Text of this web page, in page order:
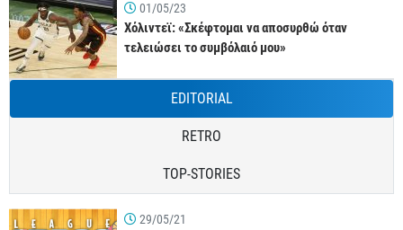
01/05/23
Χόλιντεϊ: «Σκέφτομαι να αποσυρθώ όταν
τελειώσει το συμβόλαιό μου»
EDITORIAL
RETRO
TOP-STORIES
29/05/21